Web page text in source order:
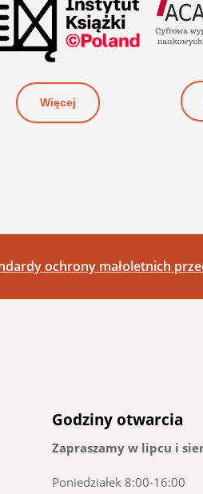
Więcej
ochrony małoletnich
Godziny otwarcia
Zapraszamy w lipcu i
Poniedziałek 8:00-16:00